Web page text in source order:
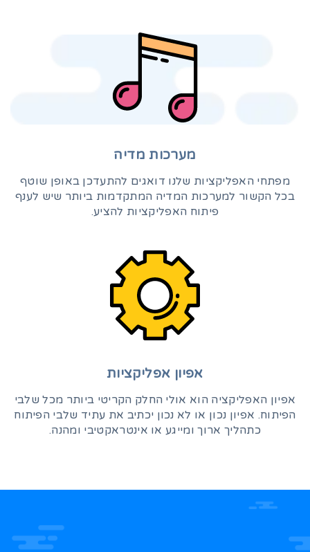
מערכות מדיה
מפתחי האפליקציות שלנו דואגים להתעדכן באופן שוטף
בכל הקשור למערכות המדיה המתקדמות ביותר שיש לענף
פיתוח האפליקציות להציע.
אפיון אפליקציות
אפיון האפליקציה הוא אולי החלק הקריטי ביותר מכל שלבי
הפיתוח. אפיון נכון או לא נכון יכתיב את עתיד שלבי הפיתוח
כתהליך ארוך ומייגע או אינטראקטיבי ומהנה.